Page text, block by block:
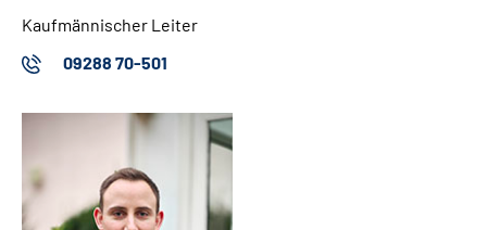
Kaufmännischer Leiter
09288 70-501